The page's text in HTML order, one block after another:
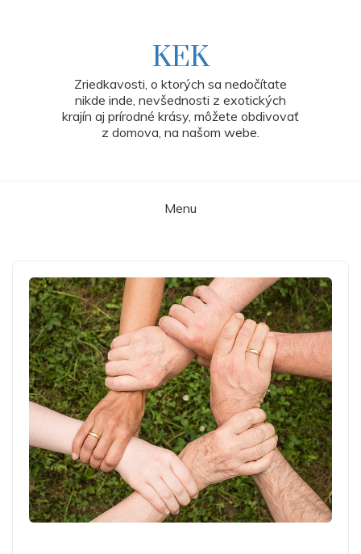
KEK
Zriedkavosti, o ktorých sa nedočítate
nikde inde, nevšednosti z exotických
krajín aj prírodné krásy, môžete obdivovať
z domova, na našom webe.
Menu